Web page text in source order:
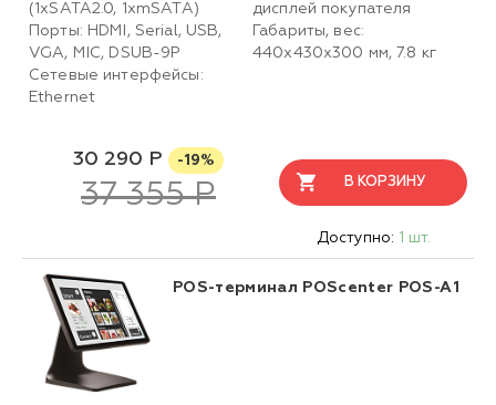
(1хSATA2.0, 1хmSATA)
Порты: HDMI, Serial, USB,
VGA, MIC, DSUB-9P
Сетевые интерфейсы:
Ethernet
дисплей покупателя
Габариты, вес:
440х430х300 мм, 7.8 кг
30 290 Р -19%
37 355 Р В КОРЗИНУ
Доступно: 1 шт.
POS-терминал POScenter POS-A1